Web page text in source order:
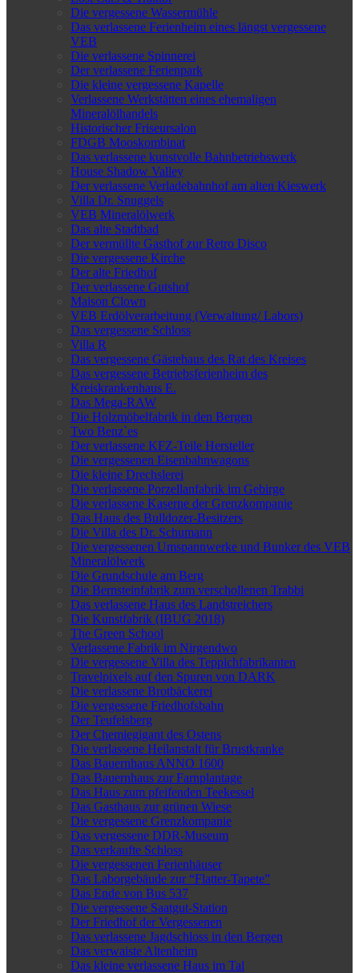
Die vergessene Wassermühle
Das verlassene Ferienheim eines längst vergessene
VEB
Die verlassene Spinnerei
Der verlassene Ferienpark
Die kleine vergessene Kapelle
Verlassene Werkstätten eines ehemaligen
Mineralölhandels
Historischer Friseursalon
FDGB Mooskombinat
Das verlassene kunstvolle Bahnbetriebswerk
House Shadow Valley
Der verlassene Verladebahnhof am alten Kieswerk
Villa Dr. Snuggels
VEB Mineralölwerk
Das alte Stadtbad
Der vermüllte Gasthof zur Retro Disco
Die vergessene Kirche
Der alte Friedhof
Der verlassene Gutshof
Maison Clown
VEB Erdölverarbeitung (Verwaltung/ Labors)
Das vergessene Schloss
Villa R
Das vergessene Gästehaus des Rat des Kreises
Das vergessene Betriebsferienheim des
Kreiskrankenhaus E.
Das Mega-RAW
Die Holzmöbelfabrik in den Bergen
Two Benz`es
Der verlassene KFZ-Teile Hersteller
Die vergessenen Eisenbahnwagons
Die kleine Drechslerei
Die verlassene Porzellanfabrik im Gebirge
Die verlassene Kaserne der Grenzkompanie
Das Haus des Bulldozer-Besitzers
Die Villa des Dr. Schumann
Die vergessenen Umspannwerke und Bunker des VEB
Mineralölwerk
Die Grundschule am Berg
Die Bernsteinfabrik zum verschollenen Trabbi
Das verlassene Haus des Landstreichers
Die Kunstfabrik (IBUG 2018)
The Green School
Verlassene Fabrik im Nirgendwo
Die vergessene Villa des Teppichfabrikanten
Travelpixels auf den Spuren von DARK
Die verlassene Brotbäckerei
Die vergessene Friedhofsbahn
Der Teufelsberg
Der Chemiegigant des Ostens
Die verlassene Heilanstalt für Brustkranke
Das Bauernhaus ANNO 1600
Das Bauernhaus zur Farnplantage
Das Haus zum pfeifenden Teekessel
Das Gasthaus zur grünen Wiese
Die vergessene Grenzkompanie
Das vergessene DDR-Museum
Das verkaufte Schloss
Die vergessenen Ferienhäuser
Das Laborgebäude zur “Flatter-Tapete”
Das Ende von Bus 537
Die vergessene Saatgut-Station
Der Friedhof der Vergessenen
Das verlassene Jagdschloss in den Bergen
Das verwaiste Altenheim
Das kleine verlassene Haus im Tal